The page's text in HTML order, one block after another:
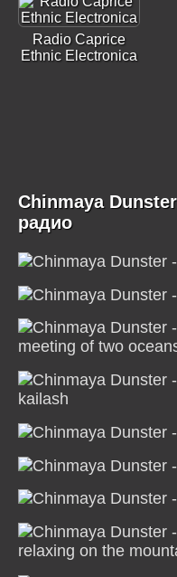
Radio Caprice
Ethnic Electronica
Chinmaya
радио
meeting of two
kailash
relaxing on the